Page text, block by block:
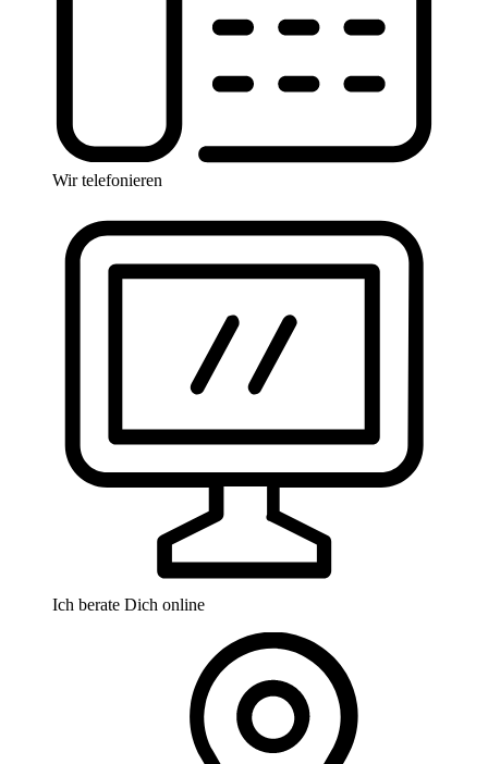
Wir telefonieren
Ich berate Dich online